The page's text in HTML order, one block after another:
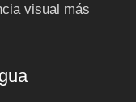
visual más